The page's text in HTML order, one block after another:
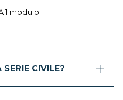
1 modulo
CIVILE?